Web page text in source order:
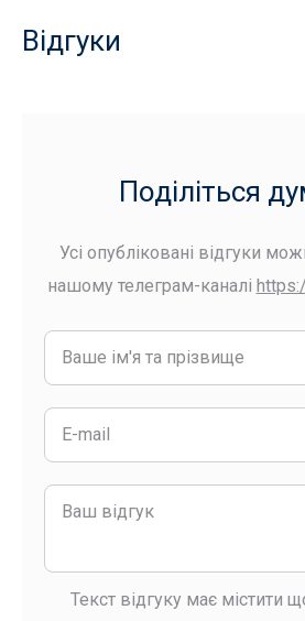
Відгуки
Поділіться
Усі опубліковані відгуки
нашому телеграм-каналі
Текст відгуку має містити